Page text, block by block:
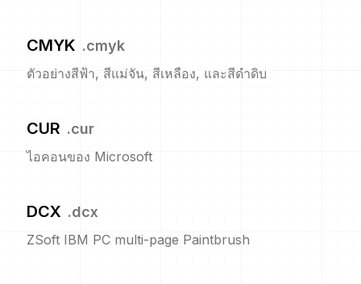
CMYK .cmyk
ตัวอย่างสีฟ้า, สีแม่จัน, สีเหลือง, และสีดำดิบ
CUR .cur
ไอคอนของ Microsoft
DCX .dcx
ZSoft IBM PC multi-page Paintbrush